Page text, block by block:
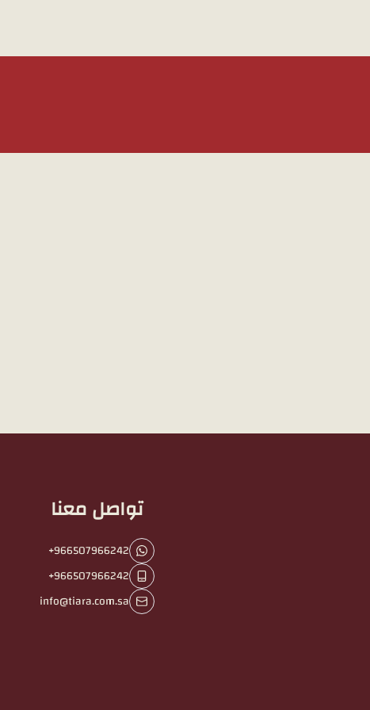
تواصل معنا
+966507966242
+966507966242
info@tiara.com.sa